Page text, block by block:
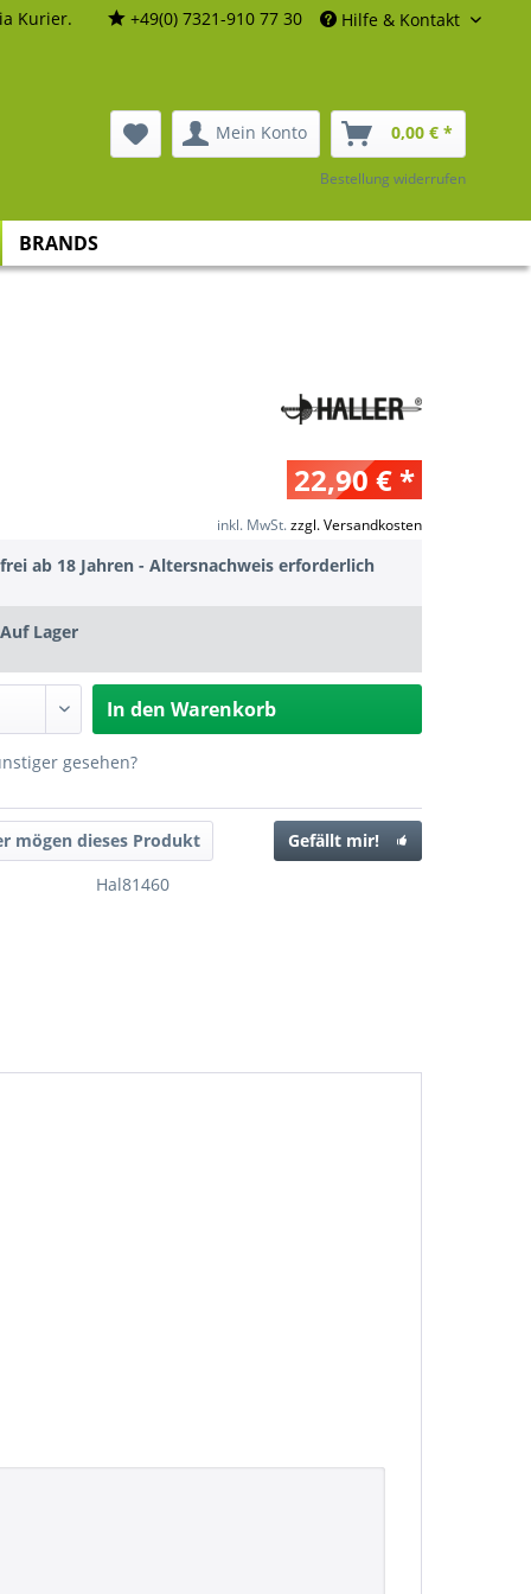
Hilfe & Kontakt
Kurier. +49(0) 7321-910 77 30
Mein Konto 0,00 € *
Bestellung widerrufen
BRANDS
22,90 € *
inkl. MwSt.zzgl. Versandkosten
frei ab 18 Jahren - Altersnachweis erforderlich
Auf Lager
In den Warenkorb
gesehen?
mögen dieses Produkt
Gefällt mir!
Hal81460